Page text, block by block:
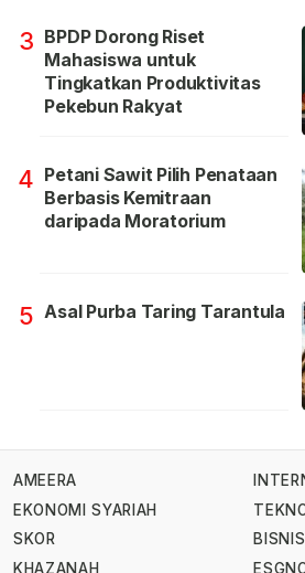
3 BPDP Dorong Riset
Mahasiswa untuk
Tingkatkan Produktivitas
Pekebun Rakyat
4 Petani Sawit Pilih Penataan
Berbasis Kemitraan
daripada Moratorium
5 Asal Purba Taring Tarantula
AMEERA
EKONOMI SYARIAH
SKOR
KHAZANAH